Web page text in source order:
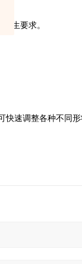
生要求。
速调整各种不同形